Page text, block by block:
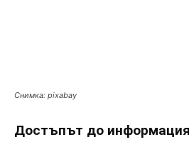
Снимка: pixabay
Достъпът до